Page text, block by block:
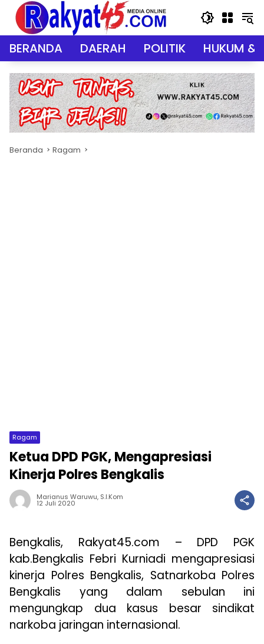
Langsung
konten
BERANDA DAERAH POLITIK HUKUM &
Beranda Ragam
Ragam
Ketua DPD PGK, Mengapresiasi
Kinerja Polres Bengkalis
Marianus Waruwu, S.I.Kom
12 Juli 2020
Bengkalis, Rakyat45.com – DPD PGK
kab.Bengkalis Febri Kurniadi mengapresiasi
kinerja Polres Bengkalis, Satnarkoba Polres
Bengkalis yang dalam sebulan ini
mengungkap dua kasus besar sindikat
narkoba jaringan internasional.